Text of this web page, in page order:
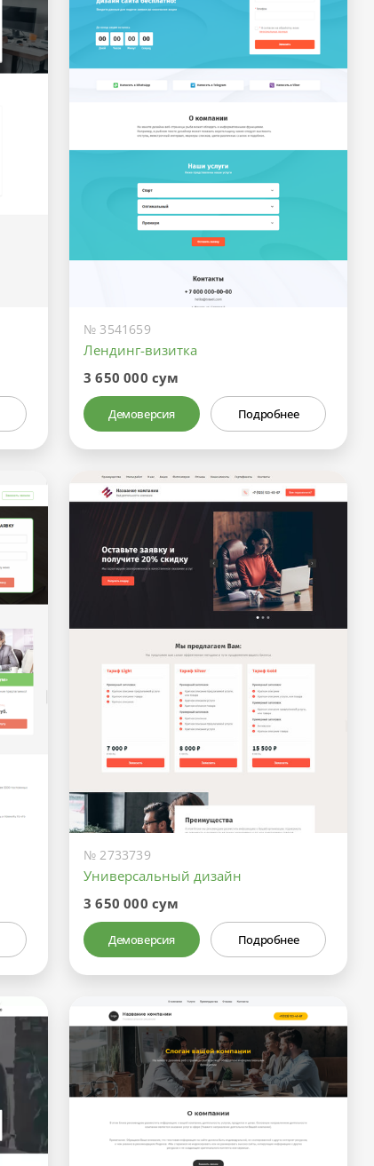
№ 3541659
Лендинг-визитка
3 650 000 сум
Демоверсия Подробнее
№ 2733739
Универсальный дизайн
3 650 000 сум
Демоверсия Подробнее